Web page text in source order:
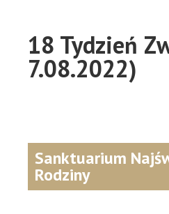
18 Tydzień
7.08.2022)
Sanktuarium
Rodziny